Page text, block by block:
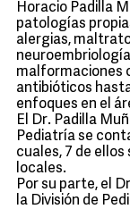
Horacio Padilla
patologías
alergias,
malformaciones
antibióticos
enfoques en el
El Dr. Padilla
Pediatría se
cuales, 7 de
locales.
Por su parte, el
la División de